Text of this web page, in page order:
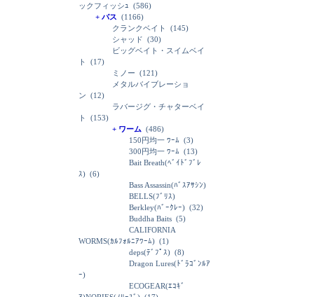
ックフィッシｭ (586)
+ バス (1166)
クランクベイト
(145)
シャッド (30)
ビッグベイト・スイムベイ
ト
(17)
ミノー (121)
メタルバイブレーショ
ン (12)
ラバージグ・チャターベイ
ト
(153)
+ ワーム (486)
150円均一 ﾜｰﾑ (3)
300円均一 ﾜｰﾑ (13)
Bait Breath(ﾍﾞｲﾄﾞﾌﾞﾚ
ｽ) (6)
Bass Assassin(ﾊﾞｽｱｻｼﾝ)
BELLS(ﾌﾞﾘｽ)
Berkley(ﾊﾞｰｸﾚｰ) (32)
Buddha Baits (5)
CALIFORNIA
WORMS(ｶﾙﾌｫﾙﾆｱﾜｰﾑ) (1)
deps(ﾃﾞﾌﾟｽ) (8)
Dragon Lures(ﾄﾞﾗｺﾞﾝﾙｱ
ｰ)
ECOGEAR(ｴｺｷﾞ